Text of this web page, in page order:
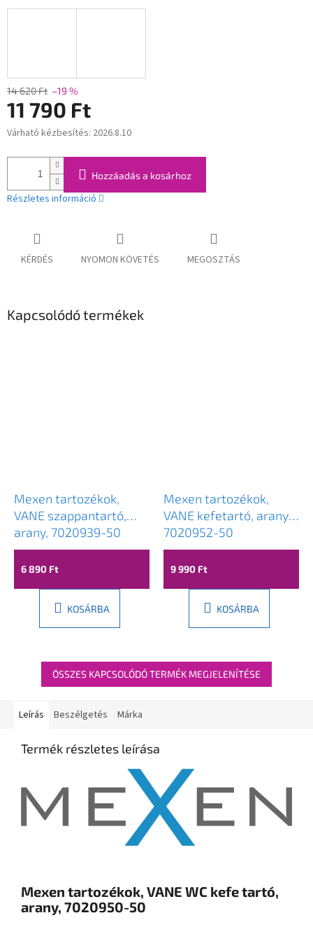
14 620 Ft –19 %
11 790 Ft
Egységár:
Várható kézbesítés: 2026.8.10
Hozzáadás a kosárhoz
Részletes információ
KÉRDÉS NYOMON KÖVETÉS MEGOSZTÁS
Kapcsolódó termékek
Mexen tartozékok,
VANE szappantartó,
arany, 7020939-50
6 890 Ft
KOSÁRBA
Mexen tartozékok,
VANE kefetartó, arany,
7020952-50
9 990 Ft
KOSÁRBA
ÖSSZES KAPCSOLÓDÓ TERMÉK MEGJELENÍTÉSE
Leírás Beszélgetés Márka
Termék részletes leírása
Mexen tartozékok, VANE WC kefe tartó,
arany, 7020950-50